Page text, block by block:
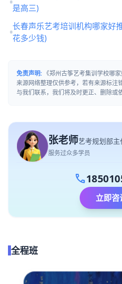
是高三)
长春声乐艺考培训机构哪家好
花多少钱)
免责声明: 《郑州古筝艺考集训学校哪
来源网络整理仅供参考，若有来源标注
与我们联系，我们将及时更正、删除或
张老师艺考规划部主
服务过众多学员
call
立即咨
全程班